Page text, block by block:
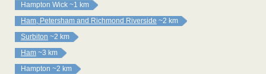
Hampton Wick ~1 km
Ham, Petersham and Richmond Riverside ~2 km
Surbiton ~2 km
Ham ~3 km
Hampton ~2 km